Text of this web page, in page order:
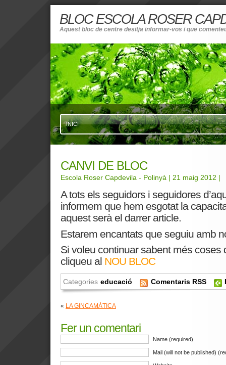
BLOC ESCOLA ROSER
Aquest bloc de centre desitja informar-vos i que
INICI
CANVI DE BLOC
Escola Roser Capdevila - Polinyà | 21 maig 2012 |
A tots els seguidors i seguidores
informem que hem esgotat la
aquest serà el darrer article.
Estarem encantats que seguiu amb
Si voleu continuar sabent més coses
cliqueu al NOU BLOC
Categories educació Comentaris RSS
« LA GINCAMÀTICA
Fer un comentari
Name (required)
Mail (will not be published)